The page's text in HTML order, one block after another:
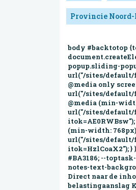
Provincie
body #backtotop
popup.sliding-
url("/sites/default/
@media only
url("/sites/default/
@media (min-
url("/sites/default/
(min-width:
url("/sites/default/
itok=HzlCoaX2"); }
#BA3186; --
notes-text-
Direct naar de
belastingaanslag